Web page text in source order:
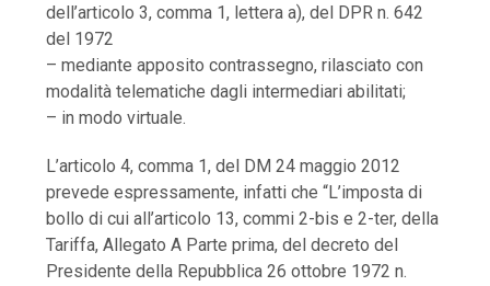
dell’articolo 3, comma 1, lettera a), del DPR n. 642
del 1972
– mediante apposito contrassegno, rilasciato con
modalità telematiche dagli intermediari abilitati;
– in modo virtuale.
L’articolo 4, comma 1, del DM 24 maggio 2012
prevede espressamente, infatti che “L’imposta di
bollo di cui all’articolo 13, commi 2-bis e 2-ter, della
Tariffa, Allegato A Parte prima, del decreto del
Presidente della Repubblica 26 ottobre 1972 n.